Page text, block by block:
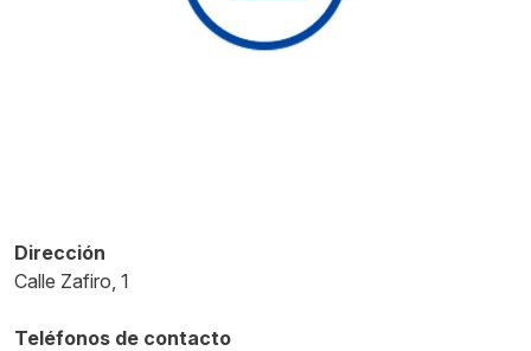
Dirección
Calle Zafiro, 1
Teléfonos de contacto